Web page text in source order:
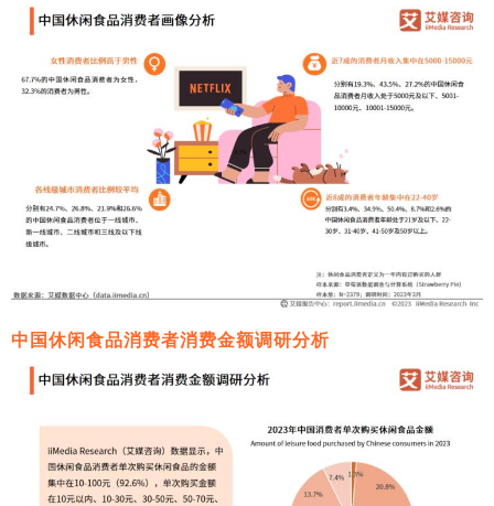
中国休闲食品消费者消费金额调研分析